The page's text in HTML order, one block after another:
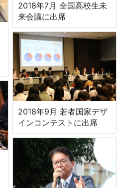
2018年7月 全国高校生未
来会議に出席
2018年9月 若者国家デザ
インコンテストに出席